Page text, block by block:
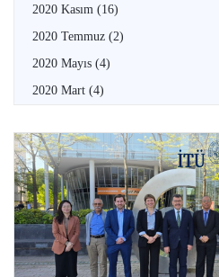
2020 Kasım (16)
2020 Temmuz (2)
2020 Mayıs (4)
2020 Mart (4)